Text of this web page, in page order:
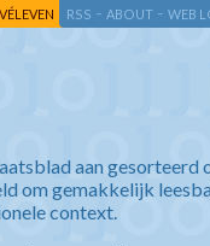
RSS - ABOUT - WEB
aan gesorteerd
om gemakkelijk
context.